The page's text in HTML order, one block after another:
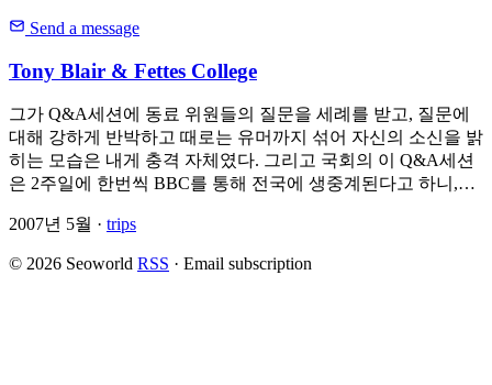
Send a message
Tony Blair & Fettes College
그가 Q&A세션에 동료 위원들의 질문을 세례를 받고, 질문에
대해 강하게 반박하고 때로는 유머까지 섞어 자신의 소신을 밝
히는 모습은 내게 충격 자체였다. 그리고 국회의 이 Q&A세션
은 2주일에 한번씩 BBC를 통해 전국에 생중계된다고 하니,…
2007년 5월 · trips
© 2026 Seoworld RSS · Email subscription